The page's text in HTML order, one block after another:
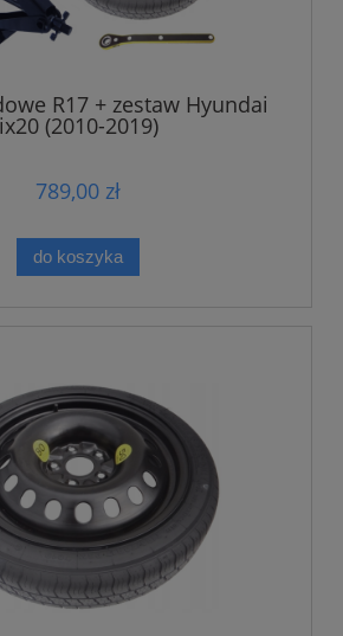
R17 + zestaw Hyundai
ix20 (2010-2019)
789,00 zł
do koszyka